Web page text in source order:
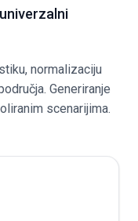
normalizaciju
Generiranje
scenarijima.